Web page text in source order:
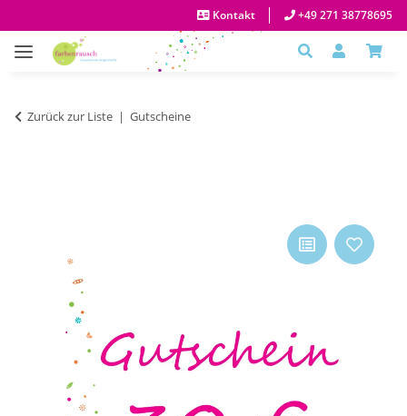
Kontakt +49 271 38778695
Zurück zur Liste Gutscheine